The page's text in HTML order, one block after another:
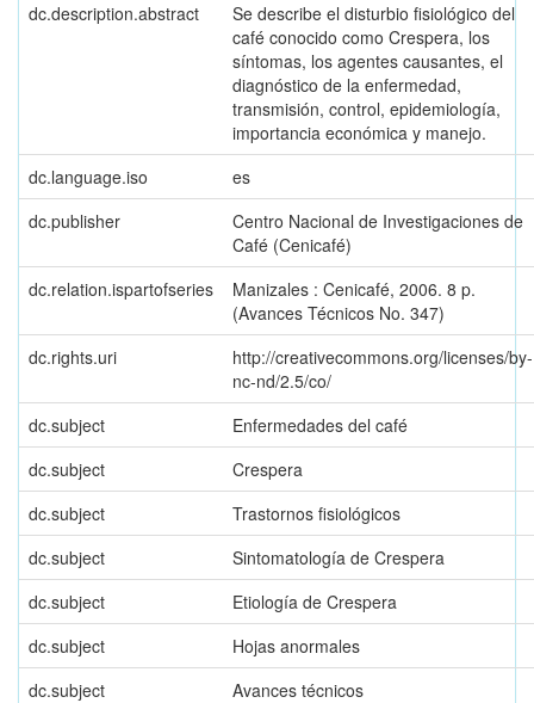
dc.description.abstract
Se describe el disturbio fisiológico del
café conocido como Crespera, los
síntomas, los agentes causantes, el
diagnóstico de la enfermedad,
transmisión, control, epidemiología,
importancia económica y manejo.
dc.language.iso
es
dc.publisher
Centro Nacional de Investigaciones de
Café (Cenicafé)
dc.relation.ispartofseries
Manizales : Cenicafé, 2006. 8 p.
(Avances Técnicos No. 347)
dc.rights.uri
http://creativecommons.org/licenses/by-
nc-nd/2.5/co/
dc.subject
Enfermedades del café
dc.subject
Crespera
dc.subject
Trastornos fisiológicos
dc.subject
Sintomatología de Crespera
dc.subject
Etiología de Crespera
dc.subject
Hojas anormales
dc.subject
Avances técnicos